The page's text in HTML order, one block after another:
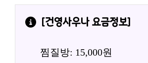
[건영사우나 요금정보]
찜질방: 15,000원